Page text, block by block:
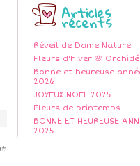
Articles
récents
Réveil de Dame Nature
Fleurs d'hiver 🌸
Bonne et heureuse
2026
JOYEUX NOEL 2025
Fleurs de printemps
BONNE ET HEUREUSE
2025
Promesse de
e